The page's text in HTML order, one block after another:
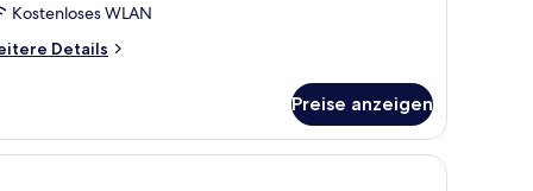
Kostenloses WLAN
Details
Preise anzeigen
WLAN, Bettwäsche